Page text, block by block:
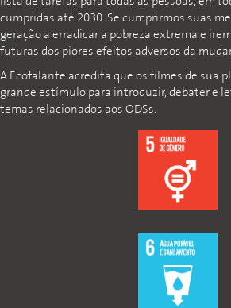
cumpridas até 2030. Se cumprirmos suas
geração a erradicar a pobreza extrema e
futuras dos piores efeitos adversos da
A Ecofalante acredita que os filmes de sua
grande estímulo para introduzir, debater e
temas relacionados aos ODSs.